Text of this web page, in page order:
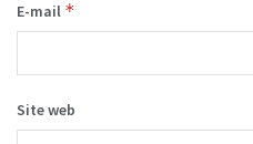
E-mail *
Site web